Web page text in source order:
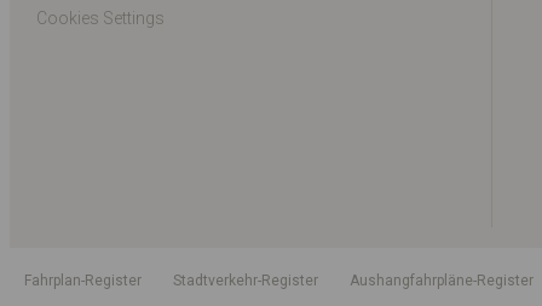
Cookies Settings
Fahrplan-Register Stadtverkehr-Register Aushangfahrpläne-Register